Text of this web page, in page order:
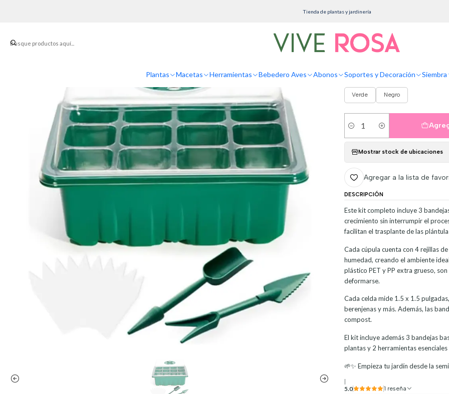
Plantas Macetas Herramientas Bebedero Aves Abonos Soportes y Decoración
Tienda de plantas y jardinería
Bandejas Germinación Kit Germinacion X3 Bandejas + Cupula Y
Kit Germinacion
Verde Negro
Cantidad
Mostrar stock de ubicaciones
Agregar a la lista de
DESCRIPCIÓN
Este kit completo incluye 3
crecimiento sin interrumpir el
facilitan el trasplante de las
Cada cúpula cuenta con 4 rejillas
humedad, creando el ambiente
plástico PET y PP extra grueso,
deformarse.
Cada celda mide 1.5 x 1.5
berenjenas y más. Además, las
compost.
El kit incluye además 3 bandejas
plantas y 2 herramientas
🌱✨ Empieza tu jardín desde la
5.0 1 reseña